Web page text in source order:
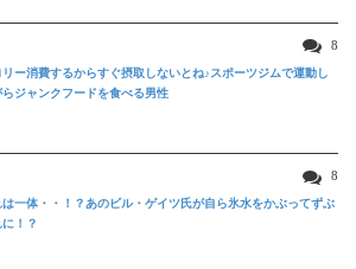
8
リー消費するからすぐ摂取しないとね♪スポーツジムで運動し
らジャンクフードを食べる男性
8
は一体・・！？あのビル・ゲイツ氏が自ら氷水をかぶってずぶ
！？